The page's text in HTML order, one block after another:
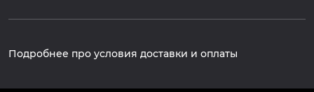
Подробнее про условия доставки и оплаты